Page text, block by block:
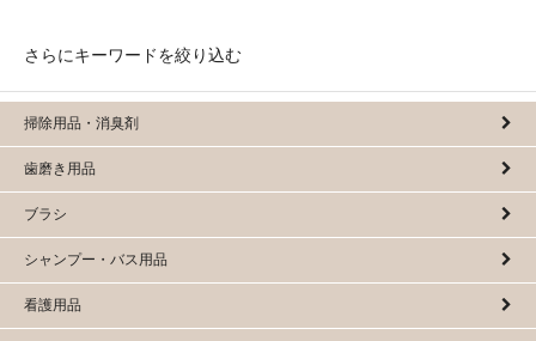
さらにキーワードを絞り込む
掃除用品・消臭剤
歯磨き用品
ブラシ
シャンプー・バス用品
看護用品